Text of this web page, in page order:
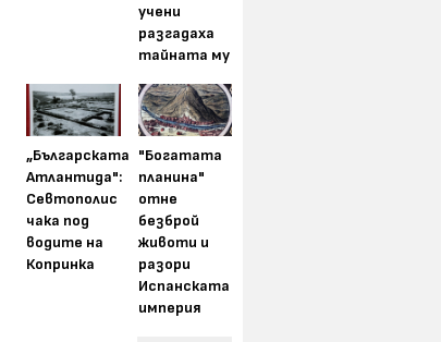
учени
разгадаха
тайната му
„Българската
Атлантида":
Севтополис
чака под
водите на
Копринка
"Богатата
планина"
отне
безброй
животи и
разори
Испанската
империя